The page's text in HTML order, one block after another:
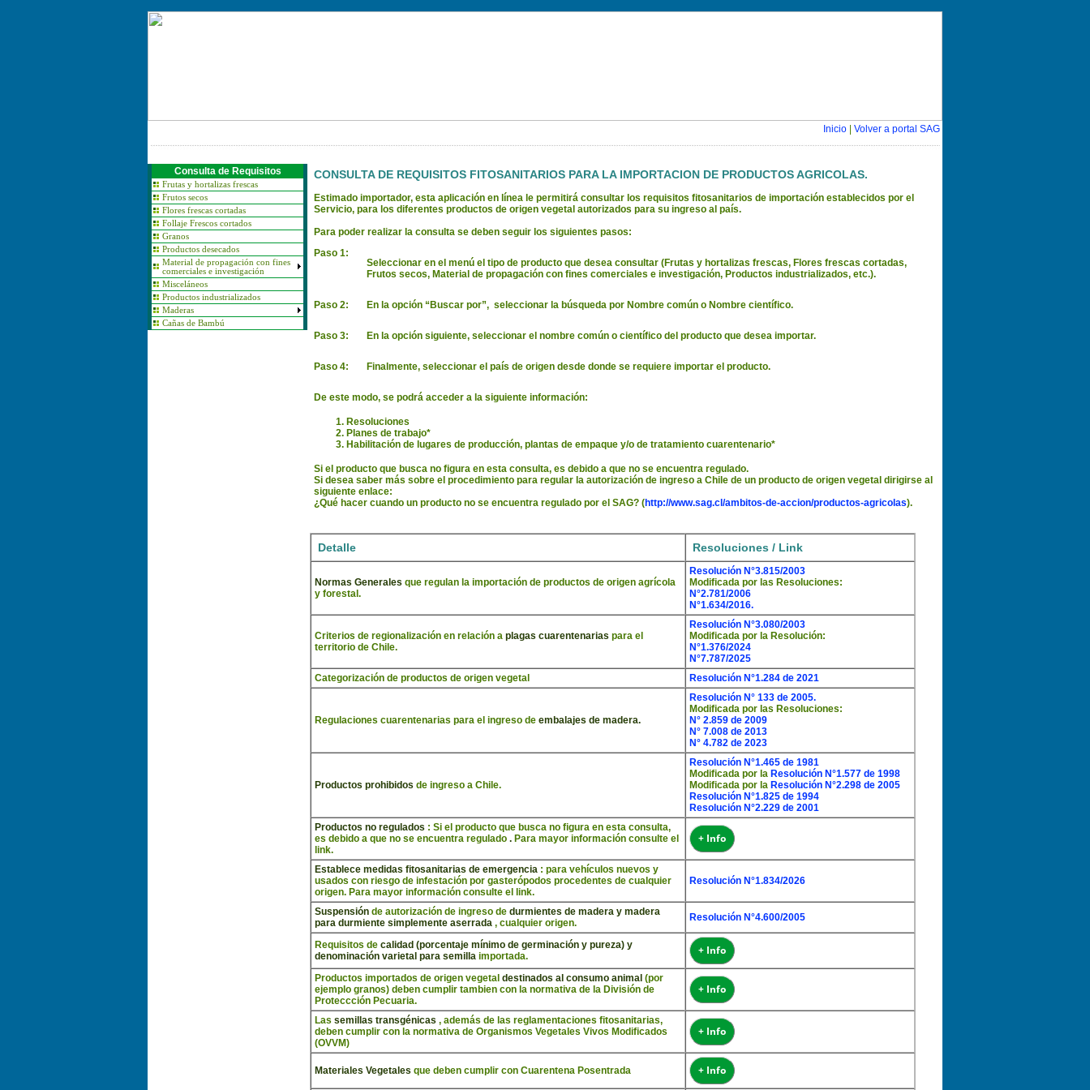
Inicio Volver a portal SAG
Consulta de Requisitos
Frutas y hortalizas frescas
Frutos secos
Flores frescas cortadas
Follaje Frescos cortados
Granos
Productos desecados
Material de propagación con fines
comerciales e investigación
Misceláneos
Productos industrializados
Maderas
Cañas de Bambú
CONSULTA DE REQUISITOS FITOSANITARIOS PARA LA IMPORTACION DE PRODUCTOS AGRICOLAS.
Estimado importador, esta aplicación en línea le permitirá consultar los requisitos fitosanitarios de importación establecidos por el
Servicio, para los diferentes productos de origen vegetal autorizados para su ingreso al país.
Para poder realizar la consulta se deben seguir los siguientes pasos:
Paso 1:
Seleccionar en el menú el tipo de producto que desea consultar (Frutas y hortalizas frescas, Flores frescas cortadas,
Frutos secos, Material de propagación con fines comerciales e investigación, Productos industrializados, etc.).
Paso 2: En la opción “Buscar por”, seleccionar la búsqueda por Nombre común o Nombre científico.
Paso 3: En la opción siguiente, seleccionar el nombre común o científico del producto que desea importar.
Paso 4: Finalmente, seleccionar el país de origen desde donde se requiere importar el producto.
De este modo, se podrá acceder a la siguiente información:
Resoluciones
Planes de trabajo*
Habilitación de lugares de producción, plantas de empaque y/o de tratamiento cuarentenario*
Si el producto que busca no figura en esta consulta, es debido a que no se encuentra regulado.
Si desea saber más sobre el procedimiento para regular la autorización de ingreso a Chile de un producto de origen vegetal dirigirse al
siguiente enlace:
¿Qué hacer cuando un producto no se encuentra regulado por el SAG? (http://www.sag.cl/ambitos-de-accion/productos-agricolas).
Detalle Resoluciones / Link
Normas Generales que regulan la importación de productos de origen agrícola
y forestal.
Resolución N°3.815/2003
Modificada por las Resoluciones:
N°2.781/2006
N°1.634/2016.
Criterios de regionalización en relación a plagas cuarentenarias para el
territorio de Chile.
Resolución N°3.080/2003
Modificada por la Resolución:
N°1.376/2024
N°7.787/2025
Categorización de productos de origen vegetal
Resolución N°1.284 de 2021
Regulaciones cuarentenarias para el ingreso de embalajes de madera.
Resolución N° 133 de 2005.
Modificada por las Resoluciones:
N° 2.859 de 2009
N° 7.008 de 2013
N° 4.782 de 2023
Productos prohibidos de ingreso a Chile.
Resolución N°1.465 de 1981
Modificada por la Resolución N°1.577 de 1998
Modificada por la Resolución N°2.298 de 2005
Resolución N°1.825 de 1994
Resolución N°2.229 de 2001
Productos no regulados : Si el producto que busca no figura en esta consulta,
es debido a que no se encuentra regulado . Para mayor información consulte el
link.
+ Info
Establece medidas fitosanitarias de emergencia : para vehículos nuevos y
usados con riesgo de infestación por gasterópodos procedentes de cualquier
origen. Para mayor información consulte el link.
Resolución N°1.834/2026
Suspensión de autorización de ingreso de durmientes de madera y madera
para durmiente simplemente aserrada , cualquier origen. Resolución N°4.600/2005
Requisitos de calidad (porcentaje mínimo de germinación y pureza) y
denominación varietal para semilla importada. + Info
Productos importados de origen vegetal destinados al consumo animal (por
ejemplo granos) deben cumplir tambien con la normativa de la División de
Proteccción Pecuaria.
+ Info
Las semillas transgénicas , además de las reglamentaciones fitosanitarias,
deben cumplir con la normativa de Organismos Vegetales Vivos Modificados
(OVVM)
+ Info
Materiales Vegetales que deben cumplir con Cuarentena Posentrada + Info